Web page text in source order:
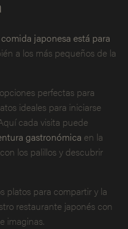
japonesa está para
a los más pequeños de la
perfectas para
ideales para iniciarse
cada visita puede
gastronómica en la
los palillos y descubrir
platos para compartir y la
restaurante japonés con
imaginas.